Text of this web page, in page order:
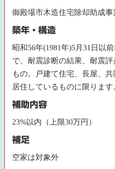
御殿場市木造住宅除却助成事
築年・構造
昭和56年(1981年)5月31日以
で、耐震診断の結果、耐震
もの。戸建て住宅、長屋、
居住しているものに限ります
補助内容
23%以内（上限30万円）
補足
空家は対象外